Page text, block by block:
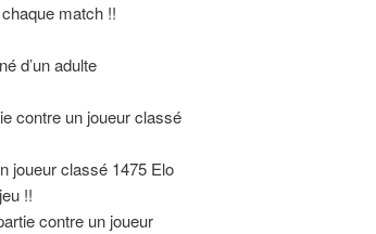
match !!
d’un adulte
contre un joueur classé
joueur classé 1475 Elo
!!
contre un joueur